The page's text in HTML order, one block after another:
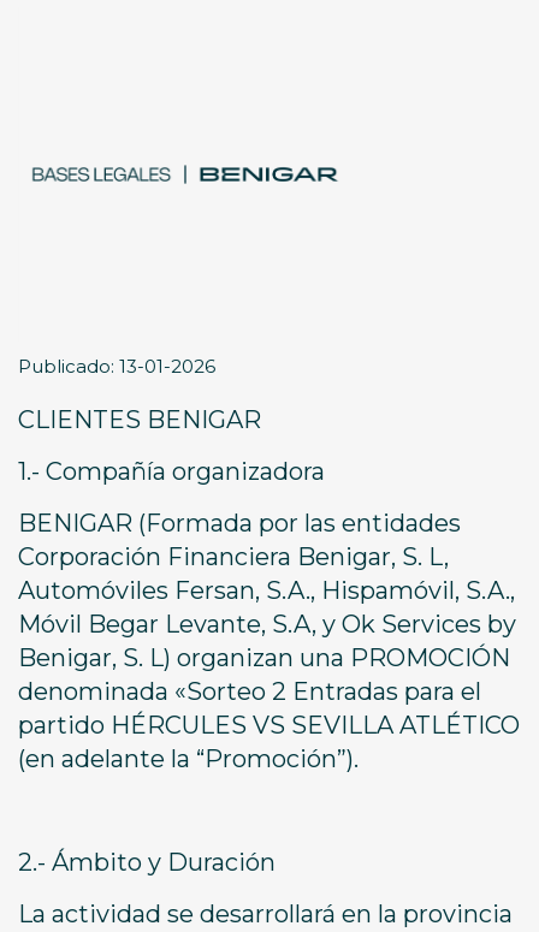
Publicado: 13-01-2026
CLIENTES BENIGAR
1.- Compañía organizadora
BENIGAR (Formada por las entidades
Corporación Financiera Benigar, S. L,
Automóviles Fersan, S.A., Hispamóvil, S.A.,
Móvil Begar Levante, S.A, y Ok Services by
Benigar, S. L) organizan una PROMOCIÓN
denominada «Sorteo 2 Entradas para el
partido HÉRCULES VS SEVILLA ATLÉTICO
(en adelante la “Promoción”).
2.- Ámbito y Duración
La actividad se desarrollará en la provincia